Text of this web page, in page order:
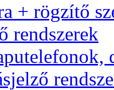
+ rögzítő
rendszerek